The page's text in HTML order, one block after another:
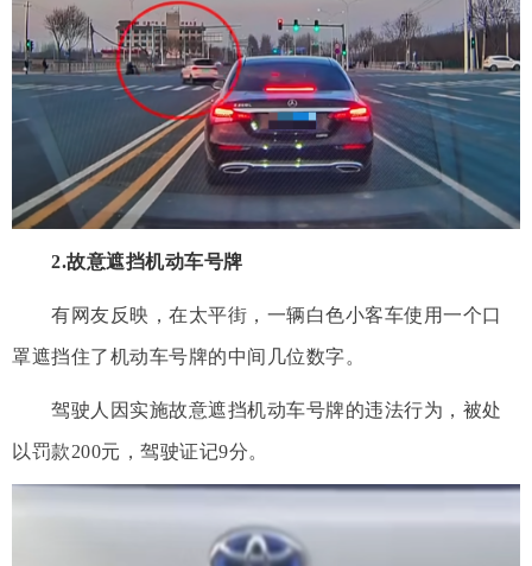
2.故意遮挡机动车号牌
有网友反映，在太平街，一辆白色小客车使用一个口
罩遮挡住了机动车号牌的中间几位数字。
驾驶人因实施故意遮挡机动车号牌的违法行为，被处
以罚款200元，驾驶证记9分。